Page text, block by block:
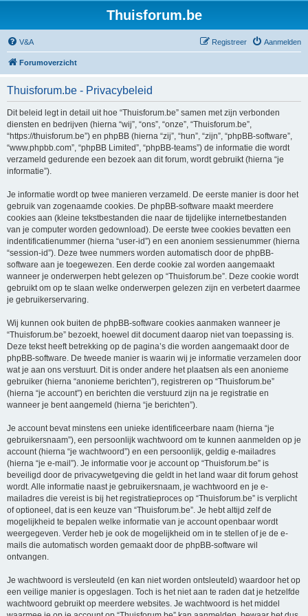
Thuisforum.be
V&A Aanmelden
Registreer
Forumoverzicht
Thuisforum.be - Privacybeleid
Dit beleid legt in detail uit hoe “Thuisforum.be” samen met zijn verbonden
diensten en bedrijven (hierna “wij”, “ons”, “onze”, “Thuisforum.be”,
“https://thuisforum.be”) en phpBB (hierna “zij”, “hun”, “zijn”, “phpBB-software”,
“www.phpbb.com”, “phpBB Limited”, “phpBB-teams”) de informatie die wordt
verzameld gedurende een bezoek aan dit forum, wordt gebruikt (hierna “je
informatie”).
Je informatie wordt op twee manieren verzameld. De eerste manier is door het
gebruik van zogenaamde cookies. De phpBB-software maakt meerdere
cookies aan (kleine tekstbestanden die naar de tijdelijke internetbestanden
van je computer worden gedownload). De eerste twee cookies bevatten een
indentificatienummer (hierna “user-id”) en een anoniem sessienummer (hierna
“session-id”). Deze twee nummers worden automatisch door de phpBB-
software aan je toegewezen. Een derde cookie zal worden aangemaakt
wanneer je onderwerpen hebt gelezen op “Thuisforum.be”. Deze cookie wordt
gebruikt om op te slaan welke onderwerpen gelezen zijn en verbetert daarmee
je gebruikerservaring.
Wij kunnen ook buiten de phpBB-software cookies aanmaken wanneer je
“Thuisforum.be” bezoekt, hoewel dit document daarop niet van toepassing is.
Deze tekst heeft betrekking op de pagina’s die worden aangemaakt door de
phpBB-software. De tweede manier is waarin wij je informatie verzamelen door
wat je aan ons verstuurt. Dit is onder andere het plaatsen als een anonieme
gebruiker (hierna “anonieme berichten”), registreren op “Thuisforum.be”
(hierna “je account”) en berichten die verstuurd zijn na je registratie en
wanneer je bent aangemeld (hierna “je berichten”).
Je account bevat minstens een unieke identificeerbare naam (hierna “je
gebruikersnaam”), een persoonlijk wachtwoord om te kunnen aanmelden op je
account (hierna “je wachtwoord”) en een persoonlijk, geldig e-mailadres
(hierna “je e-mail”). Je informatie voor je account op “Thuisforum.be” is
beveiligd door de privacywetgeving die geldt in het land waar dit forum gehost
wordt. Alle informatie naast je gebruikersnaam, je wachtwoord en je e-
mailadres die vereist is bij het registratieproces op “Thuisforum.be” is verplicht
of optioneel, dat is een keuze van “Thuisforum.be”. Je hebt altijd zelf de
mogelijkheid te bepalen welke informatie van je account openbaar wordt
weergegeven. Verder heb je ook de mogelijkheid om in te stellen of je de e-
mails die automatisch worden gemaakt door de phpBB-software wil
ontvangen.
Je wachtwoord is versleuteld (en kan niet worden ontsleuteld) waardoor het op
een veilige manier is opgeslagen. Toch is het niet aan te raden dat je hetzelfde
wachtwoord gebruikt op meerdere websites. Je wachtwoord is het middel